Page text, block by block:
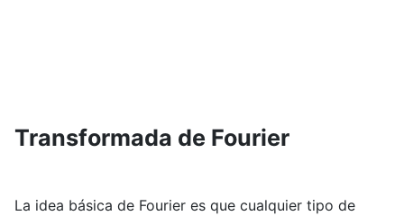
Transformada de Fourier
La idea básica de Fourier es que cualquier tipo de